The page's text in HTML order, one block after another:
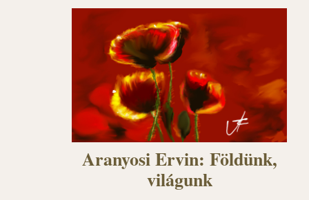
Aranyosi Ervin: Földünk,
világunk